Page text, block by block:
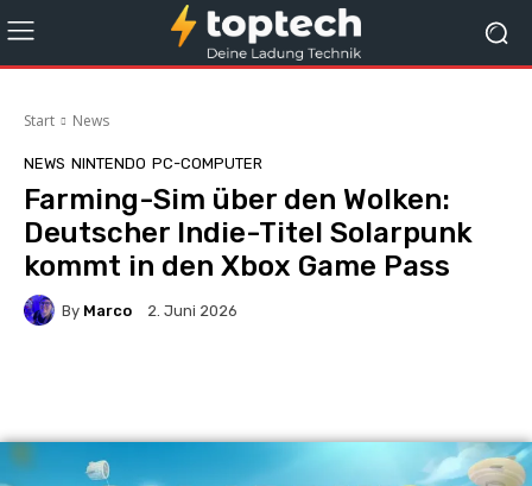
Start News
NEWS NINTENDO PC-COMPUTER
Farming-Sim über den Wolken:
Deutscher Indie-Titel Solarpunk
kommt in den Xbox Game Pass
By Marco 2. Juni 2026